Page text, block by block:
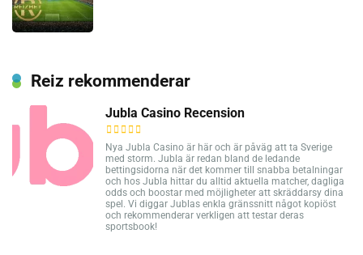
Reiz rekommenderar
Jubla Casino Recension
Nya Jubla Casino är här och är påväg att ta Sverige
med storm. Jubla är redan bland de ledande
bettingsidorna när det kommer till snabba betalningar
och hos Jubla hittar du alltid aktuella matcher, dagliga
odds och boostar med möjligheter att skräddarsy dina
spel. Vi diggar Jublas enkla gränssnitt något kopiöst
och rekommenderar verkligen att testar deras
sportsbook!